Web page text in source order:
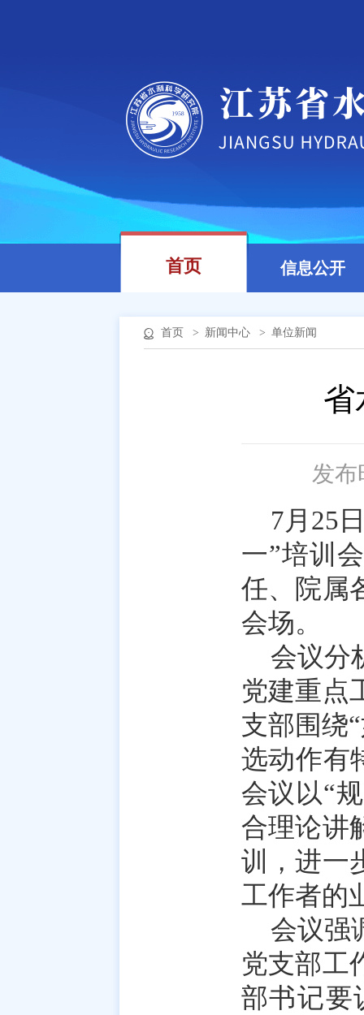
首页 信息公开
首页 > 新闻中心 > 单位新闻
省
发布
7月25
一”培训
任、院属
会场。
会议分
党建重点
支部围绕
选动作有
会议以“
合理论讲
训，进一
工作者的
会议强
党支部工
部书记要